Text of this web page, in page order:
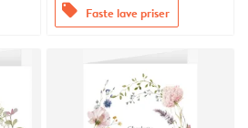
offers Faste lave priser